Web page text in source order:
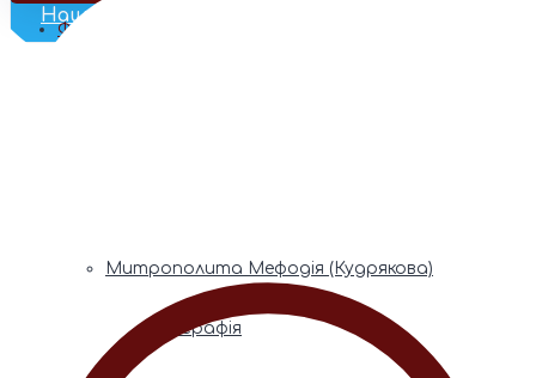
Наш Телеграм
Фонди пам’яті
Митрополита Мефодія (Кудрякова)
Біографія